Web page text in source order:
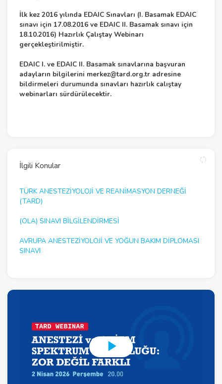
İlk kez 2016 yılında EDAIC Sınavları (I. Basamak EDAIC
sınavı için 17.08.2016 ve EDAIC II. Basamak sınavı için
18.10.2016) Hazırlık Çalıştay Webinarı
gerçekleştirilmiştir.
EDAIC I. ve EDAIC II. Basamak sınavlarına başvuran
adayların bilgilerini merkez@tard.org.tr adresine
bildirmeleri durumunda sınavları hazırlık calıştay
webinarları sürdürülecektir.
İlgili Konular
TÜRK ANESTEZİYOLOJİ VE REANİMASYON DERNEĞİ
(TARD)
(OLA) SINAVI BİLGİLENDİRMESİ
AVRUPA ANESTEZIYOLOJI VE YOĞUN BAKIM DIPLOMASI
SINAVI
P
l